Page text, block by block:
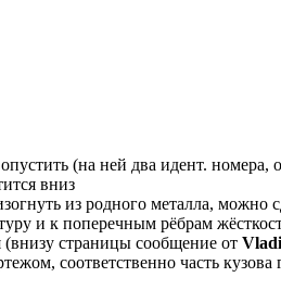
(на ней два идент. номера,
вниз
из родного металла,
и к поперечным рёбрам
страницы сообщение от
соответственно часть